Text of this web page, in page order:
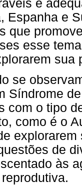
e
Espanha e
que
esse
sua
se
Síndrome
com o tipo
como é o
de
às